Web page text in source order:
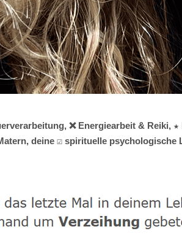
❌ Energiearbeit &
deine ☑️ spirituelle